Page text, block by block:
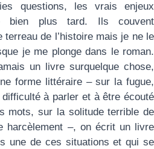
questions, les vrais enjeux
bien plus tard. Ils couvent
terreau de l’histoire mais je ne le
je me plonge dans le roman.
un livre surquelque chose,
forme littéraire – sur la fugue,
à parler et à être écouté
mots, sur la solitude terrible de
harcèlement –, on écrit un livre
une de ces situations et qui se